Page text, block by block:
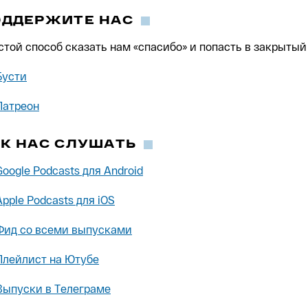
НАС
способ сказать нам «спасибо» и попасть в закрытый
НАС СЛУШАТЬ
Podcasts для Android
Podcasts для iOS
со всеми выпусками
на Ютубе
в Телеграме